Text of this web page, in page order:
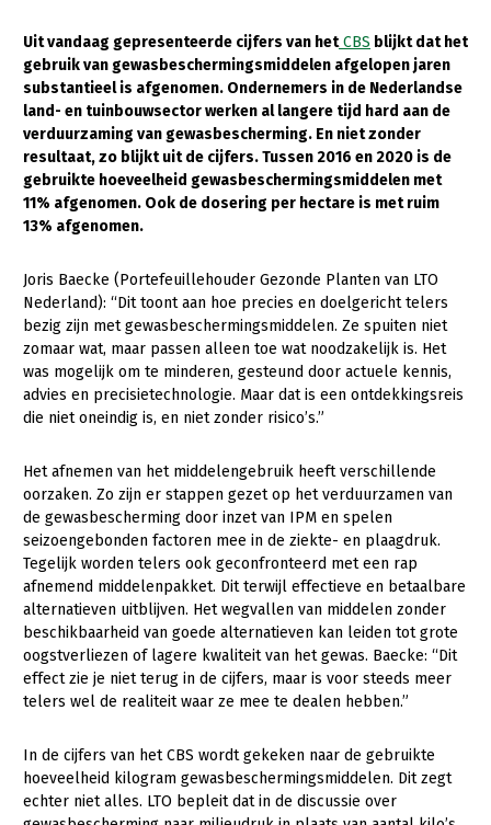
Transitiepaden
Thema’s
Gezonde planten
Gezonde dieren
Natuur, klimaat en energie
Platteland en omgeving
Mens, ondernemerschap en onderwijs
Internationaal
Sectoren
Biologische Landbouw
Geitenhouderij
Kalverhouderij
Konijnenhouderij
Melkveehouderij
Paardenhouderij
Schapenhouderij
Varkenshouderij
Plant
Akkerbouw
Biologische Landbouw
Bollenteelt
Bomen, vaste planten en zomerbloemen
Fruitteelt
Paddenstoelen
Vollegrondsgroente
Multifunctionele landbouw
Multifunctioneel
Vrouw en Bedrijf
Onderwerpen
Nieuws
Nieuwsabonnement
Webinars
Over LTO
LTO Nederland
Uit vandaag gepresenteerde cijfers van hetCBS blijkt dat het
gebruik van gewasbeschermingsmiddelen afgelopen jaren
substantieel is afgenomen. Ondernemers in de Nederlandse
land- en tuinbouwsector werken al langere tijd hard aan de
verduurzaming van gewasbescherming. En niet zonder
resultaat, zo blijkt uit de cijfers. Tussen 2016 en 2020 is de
gebruikte hoeveelheid gewasbeschermingsmiddelen met
11% afgenomen. Ook de dosering per hectare is met ruim
13% afgenomen.
Joris Baecke (Portefeuillehouder Gezonde Planten van LTO
Nederland): “Dit toont aan hoe precies en doelgericht telers
bezig zijn met gewasbeschermingsmiddelen. Ze spuiten niet
zomaar wat, maar passen alleen toe wat noodzakelijk is. Het
was mogelijk om te minderen, gesteund door actuele kennis,
advies en precisietechnologie. Maar dat is een ontdekkingsreis
die niet oneindig is, en niet zonder risico’s.”
Het afnemen van het middelengebruik heeft verschillende
oorzaken. Zo zijn er stappen gezet op het verduurzamen van
de gewasbescherming door inzet van IPM en spelen
seizoengebonden factoren mee in de ziekte- en plaagdruk.
Tegelijk worden telers ook geconfronteerd met een rap
afnemend middelenpakket. Dit terwijl effectieve en betaalbare
alternatieven uitblijven. Het wegvallen van middelen zonder
beschikbaarheid van goede alternatieven kan leiden tot grote
oogstverliezen of lagere kwaliteit van het gewas. Baecke: “Dit
effect zie je niet terug in de cijfers, maar is voor steeds meer
telers wel de realiteit waar ze mee te dealen hebben.”
In de cijfers van het CBS wordt gekeken naar de gebruikte
hoeveelheid kilogram gewasbeschermingsmiddelen. Dit zegt
echter niet alles. LTO bepleit dat in de discussie over